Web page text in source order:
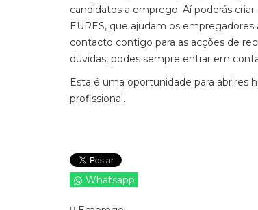
candidatos a emprego. Aí poderás
EURES, que ajudam os
contacto contigo para as acções de
dúvidas, podes sempre entrar em
Esta é uma oportunidade para abrires
profissional.
Whatsapp